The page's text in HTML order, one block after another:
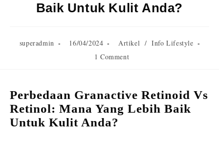
Baik Untuk Kulit Anda?
superadmin 16/04/2024 Artikel / Info Lifestyle
1 Comment
Perbedaan Granactive Retinoid Vs
Retinol: Mana Yang Lebih Baik
Untuk Kulit Anda?